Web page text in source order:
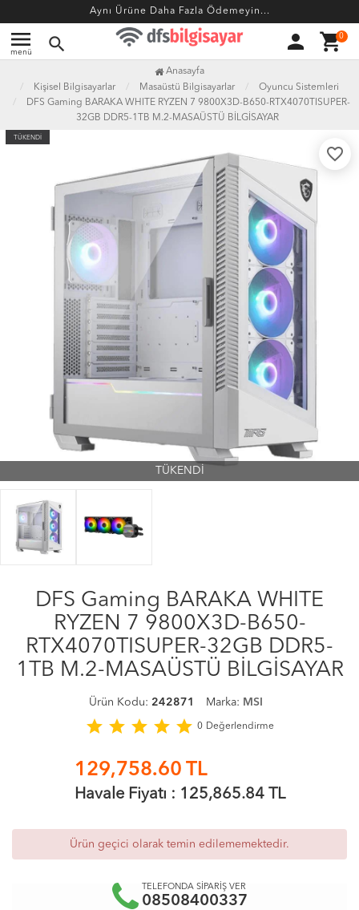
Aynı Ürüne Daha Fazla Ödemeyin...
menu
menü search person shopping_cart0
Anasayfa
Kişisel Bilgisayarlar
Masaüstü Bilgisayarlar
Oyuncu Sistemleri
DFS Gaming BARAKA WHITE RYZEN 7 9800X3D-B650-RTX4070TISUPER-
32GB DDR5-1TB M.2-MASAÜSTÜ BİLGİSAYAR
TÜKENDİ
favorite_border
TÜKENDİ
DFS Gaming BARAKA WHITE
RYZEN 7 9800X3D-B650-
RTX4070TISUPER-32GB DDR5-
1TB M.2-MASAÜSTÜ BİLGİSAYAR
Ürün Kodu: 242871 Marka: MSI
star star star star star 0 Değerlendirme
129,758.60 TL
Havale Fiyatı : 125,865.84TL
Ürün geçici olarak temin edilememektedir.
TELEFONDA SİPARİŞ VER
08508400337